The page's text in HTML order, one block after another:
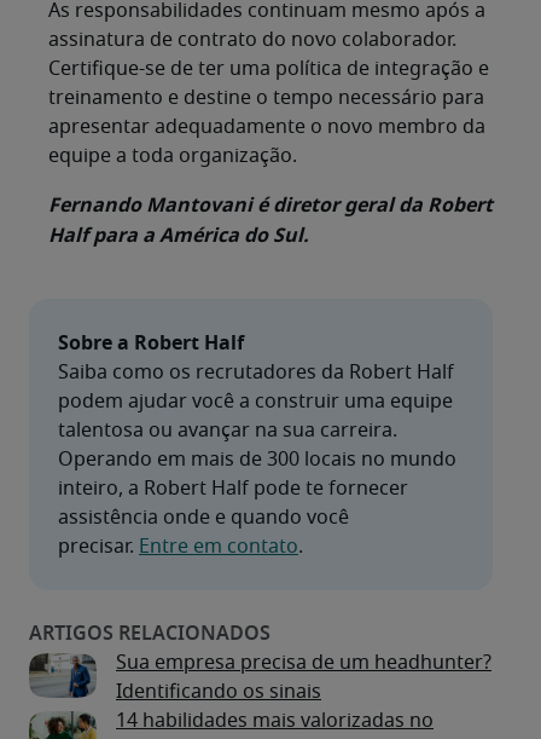
As responsabilidades continuam mesmo após a
assinatura de contrato do novo colaborador.
Certifique-se de ter uma política de integração e
treinamento e destine o tempo necessário para
apresentar adequadamente o novo membro da
equipe a toda organização.
Fernando Mantovani é diretor geral da Robert
Half para a América do Sul.
Sobre a Robert Half
Saiba como os recrutadores da Robert Half
podem ajudar você a construir uma equipe
talentosa ou avançar na sua carreira.
Operando em mais de 300 locais no mundo
inteiro, a Robert Half pode te fornecer
assistência onde e quando você
precisar. Entre em contato
Sua empresa precisa de um headhunter?
Identificando os sinais
14 habilidades mais valorizadas no